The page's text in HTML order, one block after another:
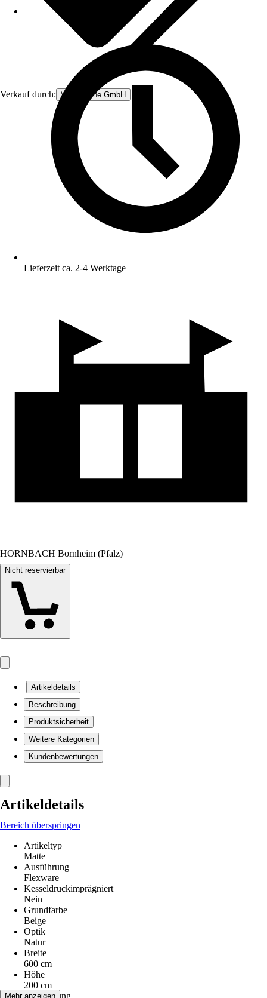
Verkauf durch: V&V Online GmbH
Lieferzeit ca. 2-4 Werktage
HORNBACH Bornheim (Pfalz)
Nicht reservierbar
Artikeldetails
Beschreibung
Produktsicherheit
Weitere Kategorien
Kundenbewertungen
Artikeldetails
Bereich überspringen
Artikeltyp
Matte
Ausführung
Flexware
Kesseldruckimprägniert
Nein
Grundfarbe
Beige
Optik
Natur
Breite
600 cm
Höhe
200 cm
Anwendung
Mehr anzeigen